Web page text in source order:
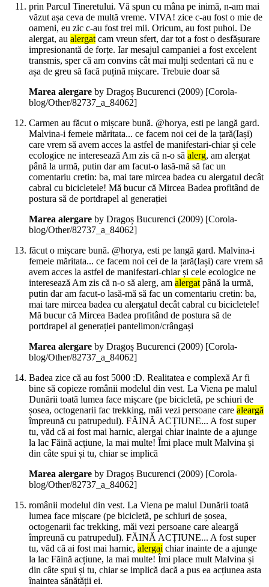
prin Parcul Tineretului. Vă spun cu mâna pe inimă, n-am mai
văzut așa ceva de multă vreme. VIVA! zice c-au fost o mie de
oameni, eu zic c-au fost trei mii. Oricum, au fost puhoi. De
alergat, au alergatcam vreun sfert, dar tot a fost o desfășurare
impresionantă de forțe. Iar mesajul campaniei a fost excelent
transmis, sper că am convins cât mai mulți sedentari că nu e
așa de greu să facă puțină mișcare. Trebuie doar să
Marea alergare by Dragoș Bucurenci (2009) [Corola-
blog/Other/82737_a_84062]
Carmen au făcut o mișcare bună. @horya, esti pe langă gard.
Malvina-i femeie măritata... ce facem noi cei de la țară(Iași)
care vrem să avem acces la astfel de manifestari-chiar și cele
ecologice ne interesează Am zis că n-o să alerg, am alergat
până la urmă, putin dar am facut-o lasă-mă să fac un
comentariu cretin: ba, mai tare mircea badea cu alergatul decât
cabral cu bicicletele! Mă bucur că Mircea Badea profitând de
postura să de portdrapel al generației
Marea alergare by Dragoș Bucurenci (2009) [Corola-
blog/Other/82737_a_84062]
făcut o mișcare bună. @horya, esti pe langă gard. Malvina-i
femeie măritata... ce facem noi cei de la țară(Iași) care vrem să
avem acces la astfel de manifestari-chiar și cele ecologice ne
interesează Am zis că n-o să alerg, am alergatpână la urmă,
putin dar am facut-o lasă-mă să fac un comentariu cretin: ba,
mai tare mircea badea cu alergatul decât cabral cu bicicletele!
Mă bucur că Mircea Badea profitând de postura să de
portdrapel al generației pantelimon/crângași
Marea alergare by Dragoș Bucurenci (2009) [Corola-
blog/Other/82737_a_84062]
Badea zice că au fost 5000 :D. Realitatea e complexă Ar fi
bine să copieze românii modelul din vest. La Viena pe malul
Dunării toată lumea face mișcare (pe bicicletă, pe schiuri de
șosea, octogenarii fac trekking, măi vezi persoane care aleargă
împreună cu patrupedul). FĂINĂ ACȚIUNE... A fost super
tu, văd că ai fost mai harnic, alergai chiar inainte de a ajunge
la lac Făină acțiune, la mai multe! Îmi place mult Malvina și
din câte spui și tu, chiar se implică
Marea alergare by Dragoș Bucurenci (2009) [Corola-
blog/Other/82737_a_84062]
românii modelul din vest. La Viena pe malul Dunării toată
lumea face mișcare (pe bicicletă, pe schiuri de șosea,
octogenarii fac trekking, măi vezi persoane care aleargă
împreună cu patrupedul). FĂINĂ ACȚIUNE... A fost super
tu, văd că ai fost mai harnic, alergai chiar inainte de a ajunge
la lac Făină acțiune, la mai multe! Îmi place mult Malvina și
din câte spui și tu, chiar se implică dacă a pus ea acțiunea asta
înaintea sănătății ei.